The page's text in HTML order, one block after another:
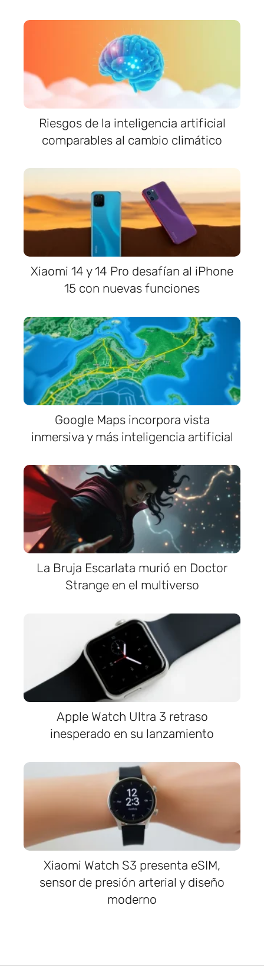
Riesgos de la inteligencia artificial
comparables al cambio climático
Xiaomi 14 y 14 Pro desafían al iPhone
15 con nuevas funciones
Google Maps incorpora vista
inmersiva y más inteligencia artificial
La Bruja Escarlata murió en Doctor
Strange en el multiverso
Apple Watch Ultra 3 retraso
inesperado en su lanzamiento
Xiaomi Watch S3 presenta eSIM,
sensor de presión arterial y diseño
moderno